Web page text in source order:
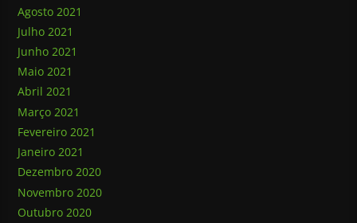
Agosto 2021
Julho 2021
Junho 2021
Maio 2021
Abril 2021
Março 2021
Fevereiro 2021
Janeiro 2021
Dezembro 2020
Novembro 2020
Outubro 2020